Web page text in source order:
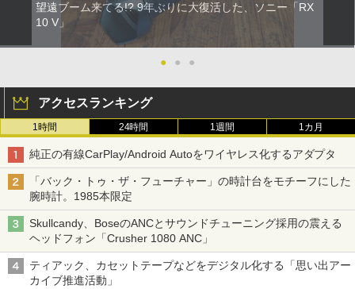
望遠ブーム来てる!? 9年ぶりに大復活した、ソニー「RX
10 V」
● ● ●
アクセスランキング
1時間 24時間 1週間 1カ月
純正の有線CarPlay/Android Autoをワイヤレス化するアダプタ
「バック・トゥ・ザ・フューチャー」の時計台をモチーフにした
腕時計。1985本限定
Skullcandy、BoseのANCとサウンドチューニング採用の震える
ヘッドフォン「Crusher 1080 ANC」
ティアック、カセットテープなどをデジタル化する「思い出アー
カイブ推進活動」